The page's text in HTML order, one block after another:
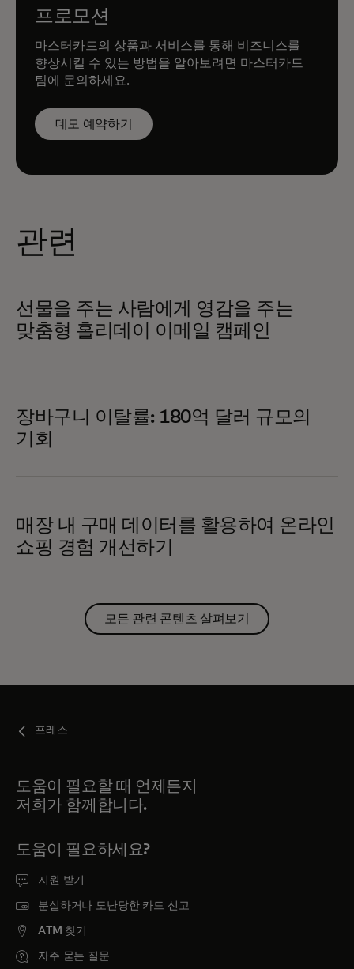
프로모션
마스터카드의 상품과 서비스를 통해 비즈니스를
향상시킬 수 있는 방법을 알아보려면 마스터카드
팀에 문의하세요.
데모 예약하기
관련
선물을 주는 사람에게 영감을 주는
맞춤형 홀리데이 이메일 캠페인
장바구니 이탈률: 180억 달러 규모의
기회
매장 내 구매 데이터를 활용하여 온라인
쇼핑 경험 개선하기
모든 관련 콘텐츠 살펴보기
프레스
도움이 필요할 때 언제든지
저희가 함께합니다.
도움이 필요하세요?
지원 받기
분실하거나 도난당한 카드 신고
ATM 찾기
자주 묻는 질문